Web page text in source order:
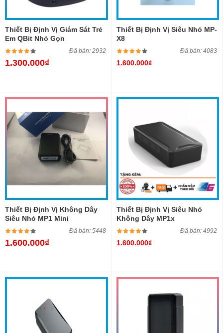
Thiết Bị Định Vị Giám Sát Trẻ
Em QBit Nhỏ Gọn
Đã bán: 2932
1.300.000₫
Thiết Bị Định Vị Siêu Nhỏ MP-
X8
Đã bán: 4083
1.600.000₫
Thiết Bị Định Vị Không Dây
Siêu Nhỏ MP1 Mini
Đã bán: 5448
1.600.000₫
Thiết Bị Định Vị Siêu Nhỏ
Không Dây MP1x
Đã bán: 4992
1.600.000₫